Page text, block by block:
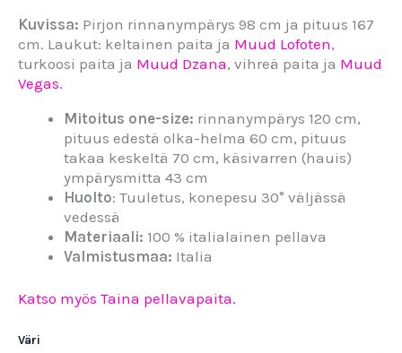
Kuvissa: Pirjon rinnanympärys 98 cm ja pituus 167
cm. Laukut: keltainen paita ja Muud Lofoten,
turkoosi paita ja Muud Dzana, vihreä paita ja Muud
Vegas.
Mitoitus one-size: rinnanympärys 120 cm,
pituus edestä olka-helma 60 cm, pituus
takaa keskeltä 70 cm, käsivarren (hauis)
ympärysmitta 43 cm
Huolto: Tuuletus, konepesu 30° väljässä
vedessä
Materiaali: 100 % italialainen pellava
Valmistusmaa: Italia
Katso myös Taina pellavapaita.
Väri